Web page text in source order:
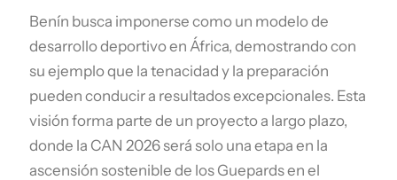
Benín busca imponerse como un modelo de
desarrollo deportivo en África, demostrando con
su ejemplo que la tenacidad y la preparación
pueden conducir a resultados excepcionales. Esta
visión forma parte de un proyecto a largo plazo,
donde la CAN 2026 será solo una etapa en la
ascensión sostenible de los Guepards en el